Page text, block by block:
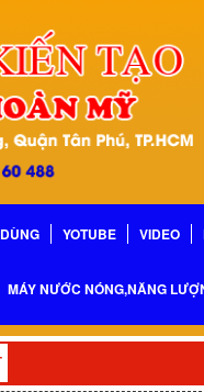
YOTUBE VIDEO
MÁY NƯỚC NÓNG,NĂNG